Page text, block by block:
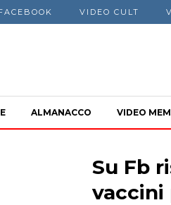
VIDEO CULT
ALMANACCO VIDEO
Su Fb
vaccini